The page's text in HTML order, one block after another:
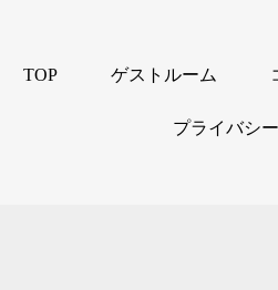
TOP ゲストルーム
プライバシ